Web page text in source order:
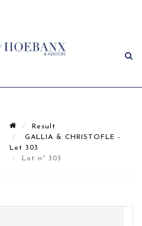
Result
GALLIA & CHRISTOFLE -
Lot 303
Lot n° 303